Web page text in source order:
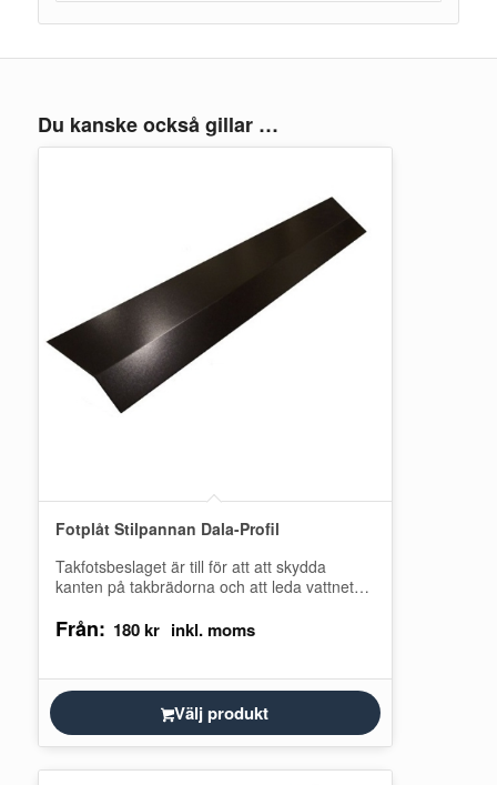
Du kanske också gillar …
Fotplåt Stilpannan Dala-Profil
Takfotsbeslaget är till för att att skydda
kanten på takbrädorna och att leda vattnet
Från: 180kr
Välj produkt